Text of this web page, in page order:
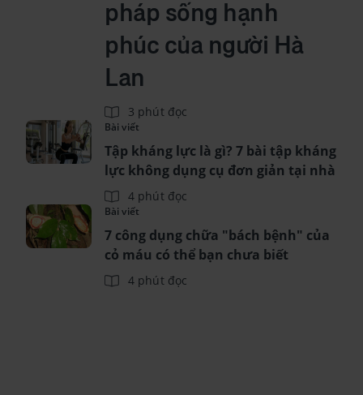
pháp sống hạnh
phúc của người Hà
Lan
3 phút đọc
Bài viết
Tập kháng lực là gì? 7 bài tập kháng
lực không dụng cụ đơn giản tại nhà
4 phút đọc
Bài viết
7 công dụng chữa "bách bệnh" của
cỏ máu có thể bạn chưa biết
4 phút đọc